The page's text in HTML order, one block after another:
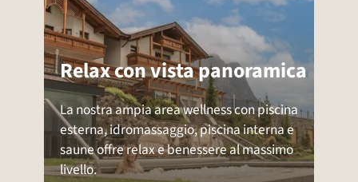
Relax con vista panoramica
La nostra ampia area wellness con piscina
esterna, idromassaggio, piscina interna e
saune offre relax e benessere al massimo